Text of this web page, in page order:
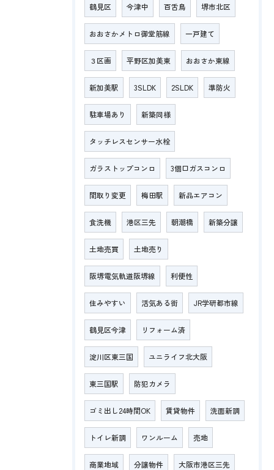
鶴見区 今津中 百舌鳥 堺市北区
おおさかメトロ御堂筋線 一戸建て
３区画 平野区加美東 おおさか東線
新加美駅 3SLDK 2SLDK 準防火
駐車場あり 新築同様
タッチレスセンサー水栓
ガラストップコンロ 3個口ガスコンロ
間取り変更 梅田駅 新品エアコン
食洗機 港区三先 朝潮橋 新築分譲
土地売買 土地売り
阪堺電気軌道阪堺線 利便性
住みやすい 活気ある街 JR学研都市線
鶴見区今津 リフォーム済
淀川区東三国 ユニライフ北大阪
東三国駅 防犯カメラ
ゴミ出し24時間OK 賃貸物件 洗面新調
トイレ新調 ワンルーム 売地
商業地域 分譲物件 大阪市港区三先